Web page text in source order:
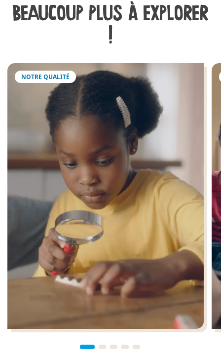
BEAUCOUP PLUS À EXPLORER
!
NOTRE QUALITÉ